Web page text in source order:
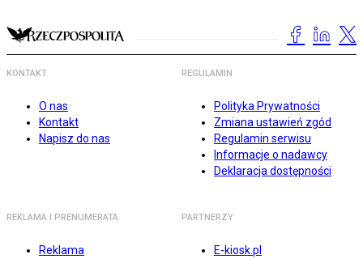
KONTAKT
O nas
Kontakt
Napisz do nas
REGULAMIN
Polityka Prywatności
Zmiana ustawień zgód
Regulamin serwisu
Informacje o nadawcy
Deklaracja dostępności
REKLAMA I PRENUMERATA
Reklama
PARTNERZY
E-kiosk.pl